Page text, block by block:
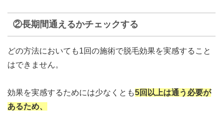
②長期間通えるかチェックする
どの方法においても1回の施術で脱毛効果を実感すること
はできません。
効果を実感するためには少なくとも5回以上は通う必要が
あるため、